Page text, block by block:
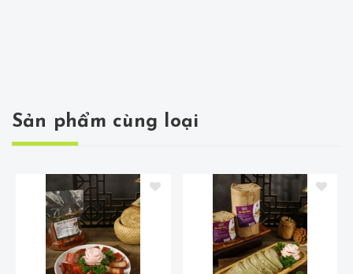
Sản phẩm cùng loại